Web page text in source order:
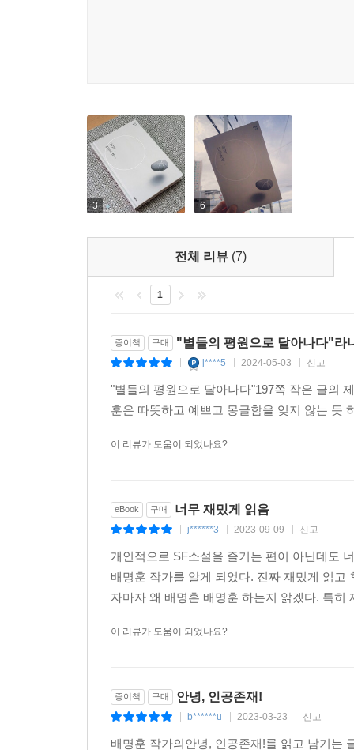
3 6
전체 리뷰 (7)
1
종이책 구매 "별들의 평원으로 달아나다"라
j****5 2024-05-03 신고
"별들의 평원으로 달아나다"197쪽 작은 글의
훈은 따뜻하고 예쁘고 몽글함을 잊지 않는 듯
이 리뷰가 도움이 되었나요?
eBook 구매 너무 재밌게 읽음
j******3 2023-09-09 신고
개인적으로 SF소설을 즐기는 편이 아닌데도
배명훈 작가를 알게 되었다. 진짜 재밌게 읽
자마자 왜 배명훈 배명훈 하는지 앍겠다. 특
이 리뷰가 도움이 되었나요?
종이책 구매 안녕, 인공존재!
b******u 2023-03-23 신고
배명훈 작가의안녕, 인공존재!를 읽고 남기는